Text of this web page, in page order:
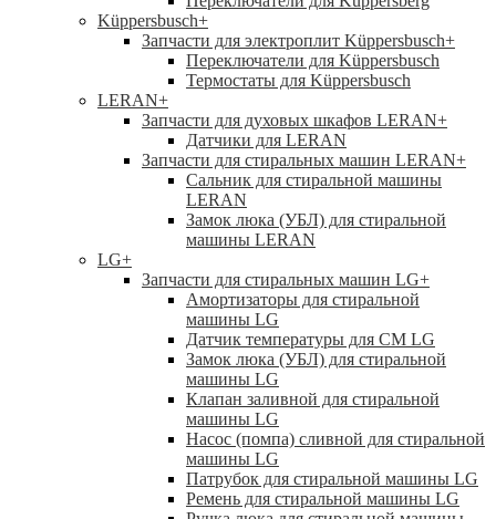
Küppersbusch+
Запчасти для электроплит Küppersbusch+
Переключатели для Küppersbusch
Термостаты для Küppersbusch
LERAN+
Запчасти для духовых шкафов LERAN+
Датчики для LERAN
Запчасти для стиральных машин LERAN+
Сальник для стиральной машины
LERAN
Замок люка (УБЛ) для стиральной
машины LERAN
LG+
Запчасти для стиральных машин LG+
Амортизаторы для стиральной
машины LG
Датчик температуры для СМ LG
Замок люка (УБЛ) для стиральной
машины LG
Клапан заливной для стиральной
машины LG
Насос (помпа) сливной для стиральной
машины LG
Патрубок для стиральной машины LG
Ремень для стиральной машины LG